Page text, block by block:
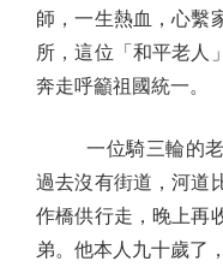
師，一生熱血，心繫
所，這位「和平老人
奔走呼籲祖國統一。
一位騎三輪的老
過去沒有街道，河道
作橋供行走，晚上再
弟。他本人九十歲了